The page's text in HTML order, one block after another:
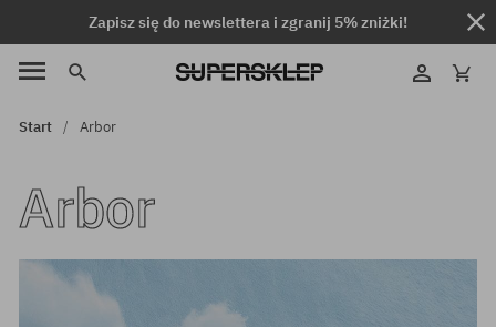
Zapisz się do newslettera i zgranij 5% zniżki!
Start Arbor
Arbor